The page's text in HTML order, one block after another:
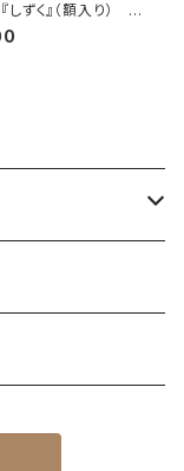
しずく』（額入り） Or
「Drop」（Fram